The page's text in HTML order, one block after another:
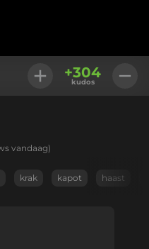
+304
kudos
vandaag)
krak kapot haast